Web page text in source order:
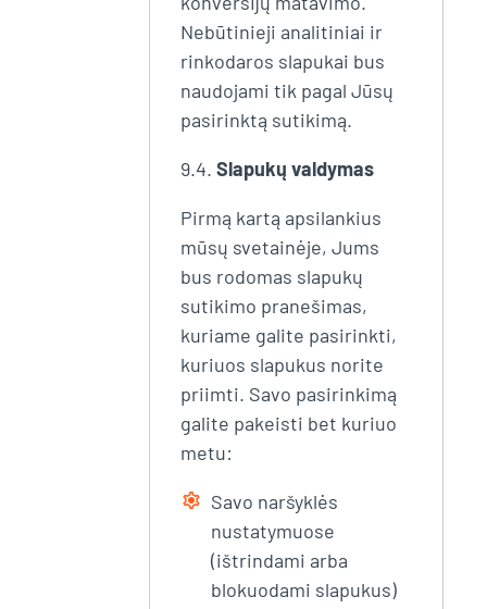
Nebūtinieji analitiniai ir
rinkodaros slapukai bus
naudojami tik pagal Jūsų
pasirinktą sutikimą.
9.4. Slapukų valdymas
Pirmą kartą apsilankius
mūsų svetainėje, Jums
bus rodomas slapukų
sutikimo pranešimas,
kuriame galite pasirinkti,
kuriuos slapukus norite
priimti. Savo pasirinkimą
galite pakeisti bet kuriuo
metu:
settings Savo naršyklės
nustatymuose
(ištrindami arba
blokuodami slapukus)